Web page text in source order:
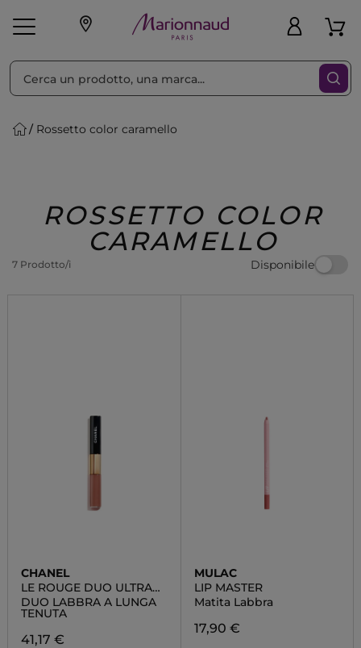
Make-up Profumi
Regalo
Rossetto color caramello
ROSSETTO COLOR
CARAMELLO
7 Prodotto/i Disponibile
Ordina per Filtra
CHANEL
LE ROUGE DUO ULTRA
TENUE
DUO LABBRA A LUNGA
TENUTA
41,17 €
MULAC
LIP MASTER
Matita Labbra
17,90 €